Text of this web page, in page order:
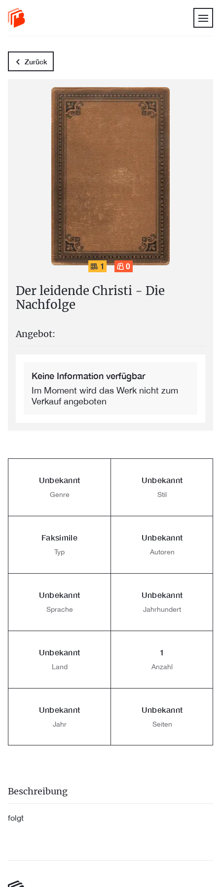
Zurück
1 0
Der leidende Christi - Die
Nachfolge
Angebot:
Keine Information verfügbar
Im Moment wird das Werk nicht zum
Verkauf angeboten
Unbekannt
Genre
Unbekannt
Stil
Faksimile
Typ
Unbekannt
Autoren
Unbekannt
Sprache
Unbekannt
Jahrhundert
Unbekannt
Land
1
Anzahl
Unbekannt
Jahr
Unbekannt
Seiten
Beschreibung
folgt